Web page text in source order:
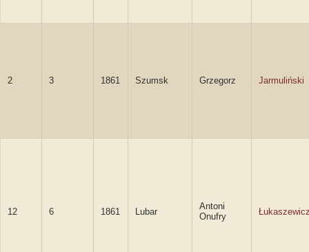
2 3 1861 Szumsk Grzegorz Jarmuliński
12 6 1861 Lubar
Antoni
Onufry